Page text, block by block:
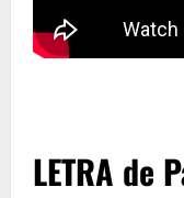
LETRA de